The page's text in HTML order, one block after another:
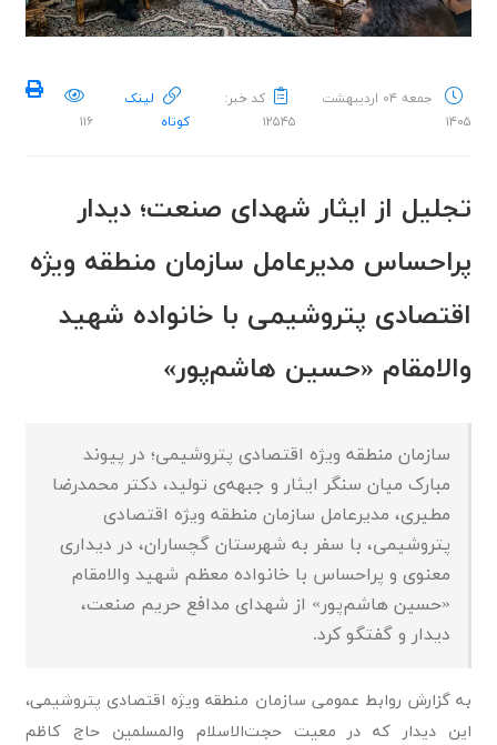
جمعه ۰۴ اردیبهشت
۱۴۰۵
کد خبر:
۱۲۵۴۵
لینک
کوتاه
۱۱۶
تجلیل از ایثار شهدای صنعت؛ دیدار
پراحساس مدیرعامل سازمان منطقه ویژه
اقتصادی پتروشیمی با خانواده شهید
والامقام «حسین هاشم‌پور»
سازمان منطقه ویژه اقتصادی پتروشیمی؛ در پیوند
مبارک میان سنگر ایثار و جبهه‌ی تولید، دکتر محمدرضا
مطیری، مدیرعامل سازمان منطقه ویژه اقتصادی
پتروشیمی، با سفر به شهرستان گچساران، در دیداری
معنوی و پراحساس با خانواده معظم شهید والامقام
«حسین هاشم‌پور» از شهدای مدافع حریم صنعت،
دیدار و گفتگو کرد.
به گزارش روابط عمومی سازمان منطقه ویژه اقتصادی پتروشیمی،
این دیدار که در معیت حجت‌الاسلام والمسلمین حاج کاظم